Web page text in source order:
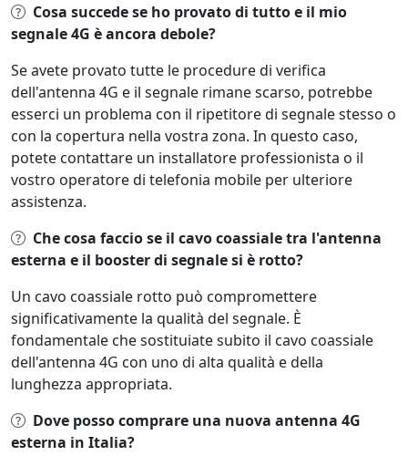
Cosa succede se ho provato di tutto e il mio
segnale 4G è ancora debole?
Se avete provato tutte le procedure di verifica
dell'antenna 4G e il segnale rimane scarso, potrebbe
esserci un problema con il ripetitore di segnale stesso o
con la copertura nella vostra zona. In questo caso,
potete contattare un installatore professionista o il
vostro operatore di telefonia mobile per ulteriore
assistenza.
Che cosa faccio se il cavo coassiale tra l'antenna
esterna e il booster di segnale si è rotto?
Un cavo coassiale rotto può compromettere
significativamente la qualità del segnale. È
fondamentale che sostituiate subito il cavo coassiale
dell'antenna 4G con uno di alta qualità e della
lunghezza appropriata.
Dove posso comprare una nuova antenna 4G
esterna in Italia?